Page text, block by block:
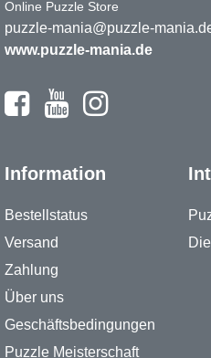
Online Puzzle Store
puzzle-mania@puzzle-
www.puzzle-mania.de
Information
Bestellstatus
Versand
Zahlung
Über uns
Geschäftsbedingungen
Puzzle Meisterschaft